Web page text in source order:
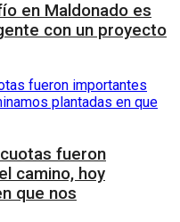
en Maldonado es
con un proyecto
fueron
camino, hoy
que nos